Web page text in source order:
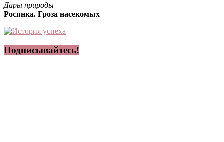
Дары природы
Росянка. Гроза насекомых
Подписывайтесь!